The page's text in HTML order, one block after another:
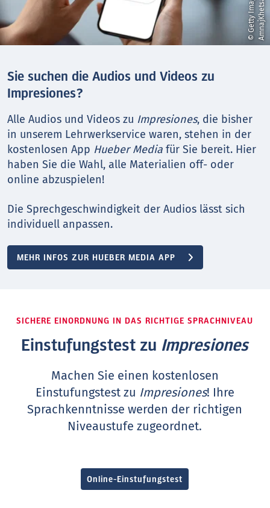
Sie suchen die Audios und Videos zu
Impresiones?
Alle Audios und Videos zu Impresiones, die bisher
in unserem Lehrwerkservice waren, stehen in der
kostenlosen App Hueber Mediafür Sie bereit. Hier
haben Sie die Wahl, alle Materialien off- oder
online abzuspielen!
Die Sprechgeschwindigkeit der Audios lässt sich
individuell anpassen.
MEHR INFOS ZUR HUEBER MEDIA APP
SICHERE EINORDNUNG IN DAS RICHTIGE SPRACHNIVEAU
Einstufungstest zu Impresiones
Machen Sie einen kostenlosen
Einstufungstest zu Impresiones! Ihre
Sprachkenntnisse werden der richtigen
Niveaustufe zugeordnet.
Online-Einstufungstest